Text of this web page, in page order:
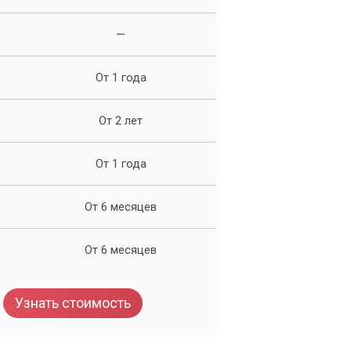
—
От 1 года
От 2 лет
От 1 года
От 6 месяцев
От 6 месяцев
Узнать стоимость